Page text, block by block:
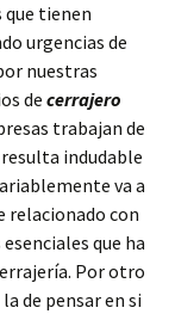
tienen
urgencias de
nuestras
de cerrajero
trabajan de
indudable
va a
relacionado con
que ha
Por otro
de pensar en si